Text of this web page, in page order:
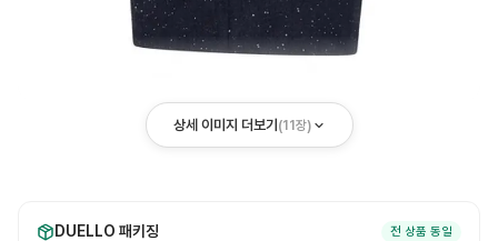
상세 이미지 더보기 (11장)
DUELLO 패키징 전 상품 동일